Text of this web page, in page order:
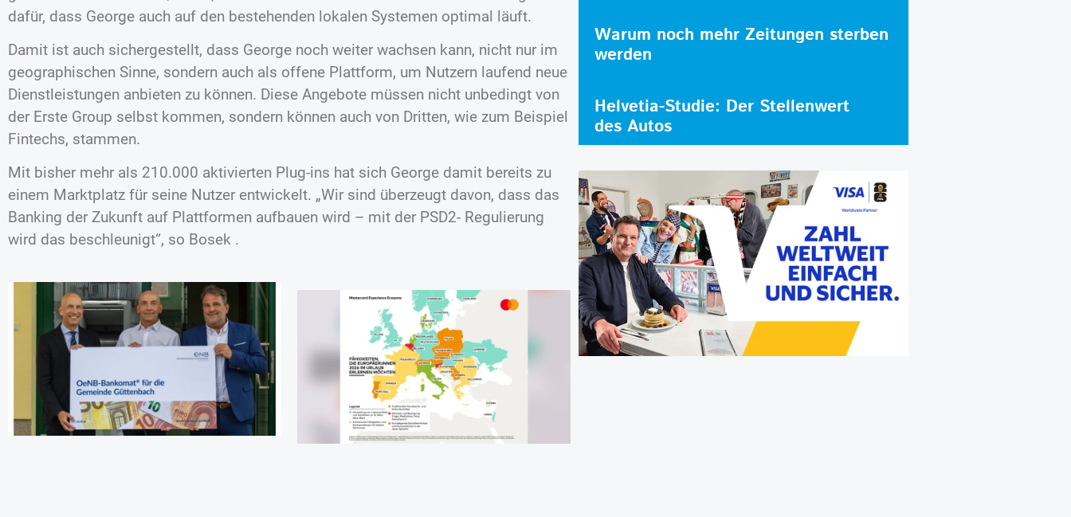
dafür, dass George auch auf den bestehenden lokalen Systemen optimal läuft.
Damit ist auch sichergestellt, dass George noch weiter wachsen kann, nicht nur im
geographischen Sinne, sondern auch als offene Plattform, um Nutzern laufend neue
Dienstleistungen anbieten zu können. Diese Angebote müssen nicht unbedingt von
der Erste Group selbst kommen, sondern können auch von Dritten, wie zum Beispiel
Fintechs, stammen.
Mit bisher mehr als 210.000 aktivierten Plug-ins hat sich George damit bereits zu
einem Marktplatz für seine Nutzer entwickelt. „Wir sind überzeugt davon, dass das
Banking der Zukunft auf Plattformen aufbauen wird – mit der PSD2- Regulierung
wird das beschleunigt“, so Bosek .
Warum noch mehr Zeitungen sterben
werden
Helvetia-Studie: Der Stellenwert
des Autos